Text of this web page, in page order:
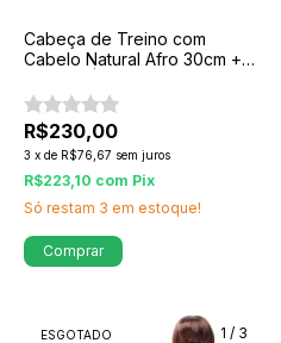
Cabeça de Treino com
Cabelo Natural Afro 30cm +
Resultados Profissionais
R$230,00
3 x de R$76,67 sem juros
R$223,10 com Pix
Só restam 3 em estoque!
Comprar
1 / 3
ESGOTADO